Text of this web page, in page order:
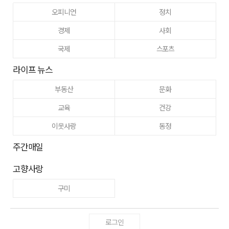
오피니언
정치
경제
사회
국제
스포츠
라이프 뉴스
부동산
문화
교육
건강
이웃사랑
동정
주간매일
고향사랑
구미
로그인